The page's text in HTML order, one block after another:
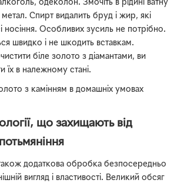
одеколон. Змочіть в рідині ватну
метал. Спирт видалить бруд і жир, які
носіння. Особливих зусиль не потрібно.
швидко і не шкодить вставкам.
біле золото з діамантами, ви
їх в належному стані.
що захищають від
додаткова обробка безпосередньо
вигляд і властивості. Великий обсяг